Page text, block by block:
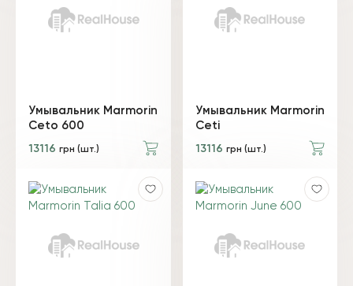
Умывальник Marmorin
Ceto 600
13116 грн (шт.)
Умывальник Marmorin
Ceti
13116 грн (шт.)